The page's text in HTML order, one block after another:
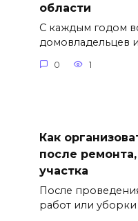
области
С каждым годом
домовладельцев
0 1
Как
после
участка
После
работ или уборки